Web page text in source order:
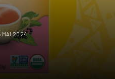
MAI 2024